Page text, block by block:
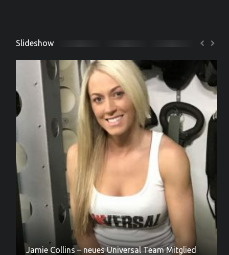
Slideshow
Jamie Collins – neues Universal Team Mitglied